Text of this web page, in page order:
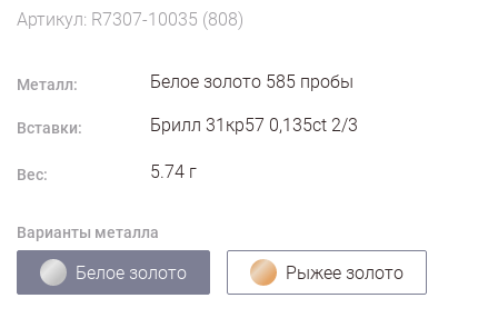
Артикул: R7307-10035 (808)
Металл: Белое золото 585 пробы
Вставки: Брилл 31кр57 0,135ct 2/3
Вес: 5.74 г
Варианты металла
Белое золото Рыжее золото